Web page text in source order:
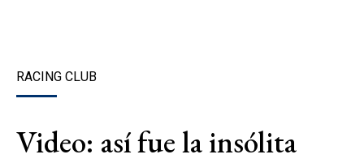
RACING CLUB
Video: así fue la insólita